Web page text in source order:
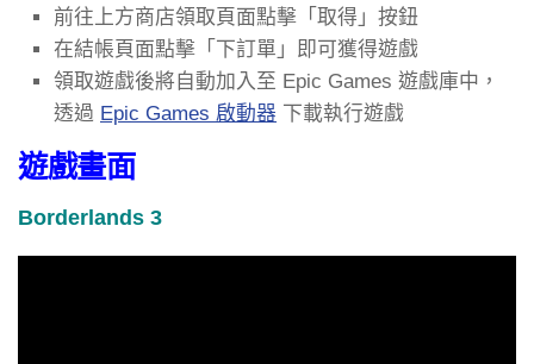
前往上方商店領取頁面點擊「取得」按鈕
在結帳頁面點擊「下訂單」即可獲得遊戲
領取遊戲後將自動加入至 Epic Games 遊戲庫中，
透過 Epic Games 啟動器 下載執行遊戲
遊戲畫面
Borderlands 3